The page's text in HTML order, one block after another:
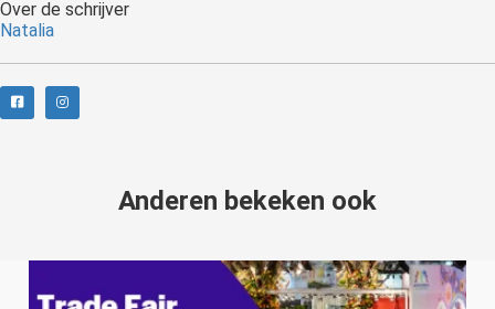
Over de schrijver
Natalia
Anderen bekeken ook